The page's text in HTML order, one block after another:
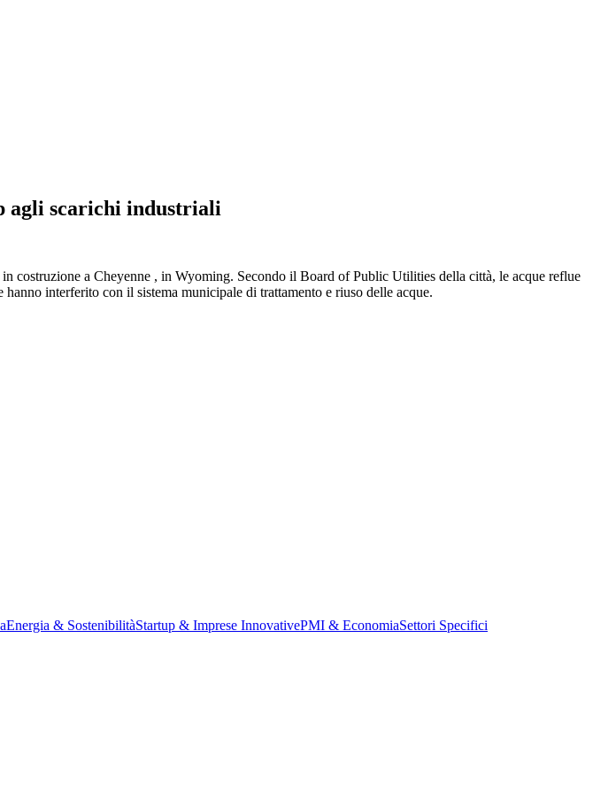
agli scarichi industriali
costruzione a Cheyenne , in Wyoming. Secondo il Board of Public Utilities della città, le acque reflue
interferito con il sistema municipale di trattamento e riuso delle acque.
Energia & SostenibilitàStartup & Imprese InnovativePMI & EconomiaSettori Specifici